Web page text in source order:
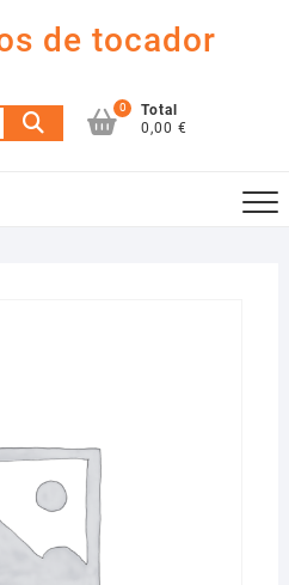
de tocador
Buscar
por:
0
Total
0,00 €